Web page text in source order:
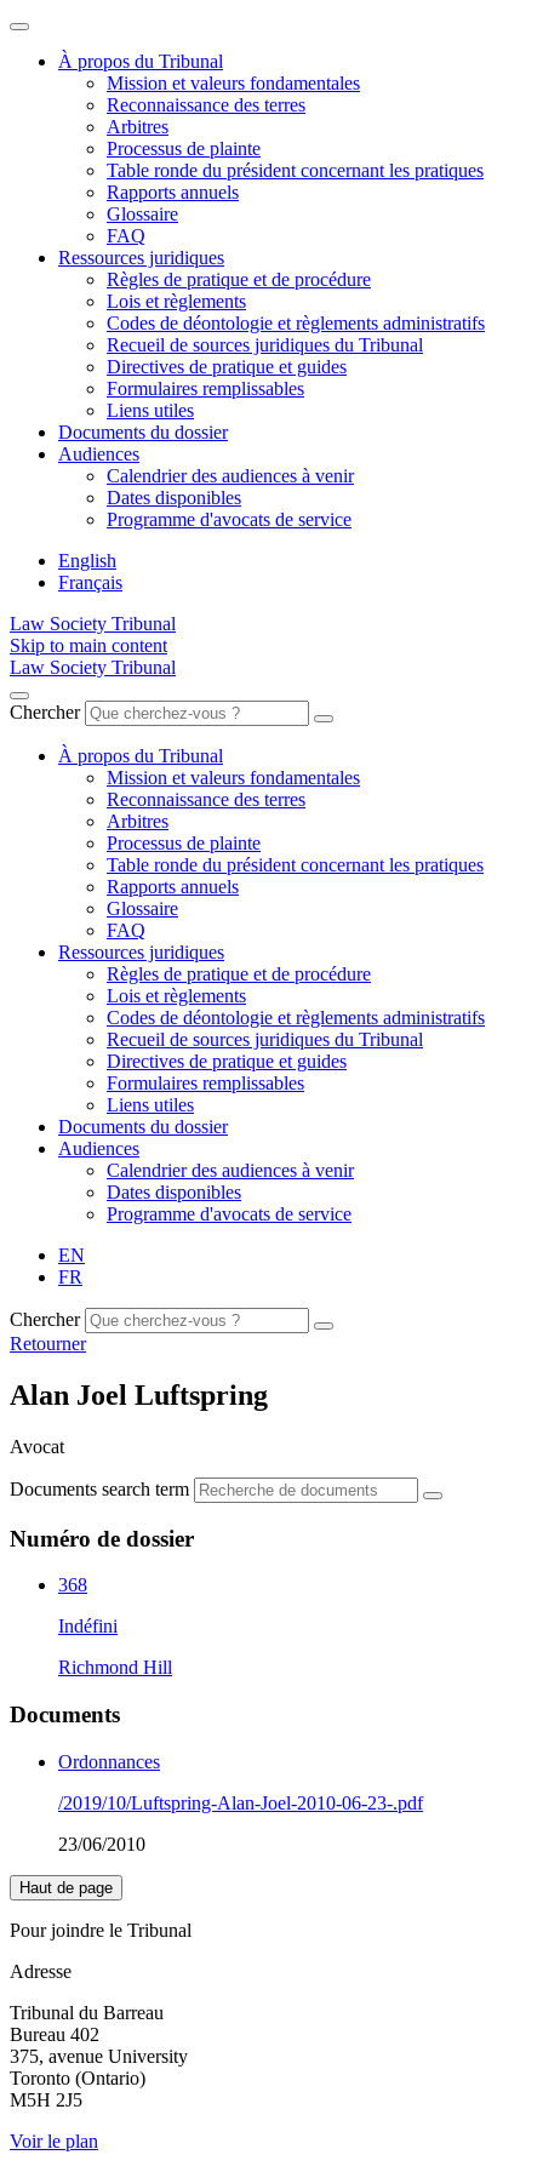
À propos du Tribunal
Mission et valeurs fondamentales
Reconnaissance des terres
Arbitres
Processus de plainte
Table ronde du président concernant les pratiques
Rapports annuels
Glossaire
FAQ
Ressources juridiques
Règles de pratique et de procédure
Lois et règlements
Codes de déontologie et règlements administratifs
Recueil de sources juridiques du Tribunal
Directives de pratique et guides
Formulaires remplissables
Liens utiles
Documents du dossier
Audiences
Calendrier des audiences à venir
Dates disponibles
Programme d'avocats de service
English
Français
Law Society Tribunal
Skip to main content
Law Society Tribunal
Chercher
À propos du Tribunal
Mission et valeurs fondamentales
Reconnaissance des terres
Arbitres
Processus de plainte
Table ronde du président concernant les pratiques
Rapports annuels
Glossaire
FAQ
Ressources juridiques
Règles de pratique et de procédure
Lois et règlements
Codes de déontologie et règlements administratifs
Recueil de sources juridiques du Tribunal
Directives de pratique et guides
Formulaires remplissables
Liens utiles
Documents du dossier
Audiences
Calendrier des audiences à venir
Dates disponibles
Programme d'avocats de service
EN
FR
Chercher
Retourner
Alan Joel Luftspring
Avocat
Documents search term
Numéro de dossier
368
Indéfini
Richmond Hill
Documents
Ordonnances
/2019/10/Luftspring-Alan-Joel-2010-06-23-.pdf
23/06/2010
Haut de page
Pour joindre le Tribunal
Adresse
Tribunal du Barreau
Bureau 402
375, avenue University
Toronto (Ontario)
M5H 2J5
Voir le plan